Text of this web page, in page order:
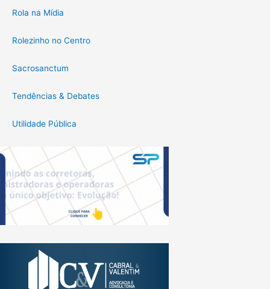
Rola na Mídia
Rolezinho no Centro
Sacrosanctum
Tendências & Debates
Utilidade Pública